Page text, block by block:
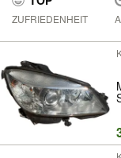
ZUFRIEDENHEIT